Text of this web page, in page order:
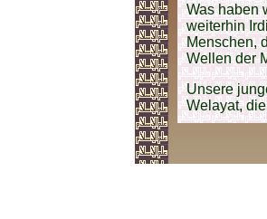
Was haben
weiterhin
Menschen,
Wellen der
Unsere
Welayat,